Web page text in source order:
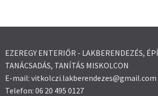
EZEREGY ENTERIŐR - LAKBERENDEZÉS,
TANÁCSADÁS, TANÍTÁS MISKOLCON
E-mail: vitkolczi.lakberendezes@gmail.com
Telefon: 06 20 495 0127